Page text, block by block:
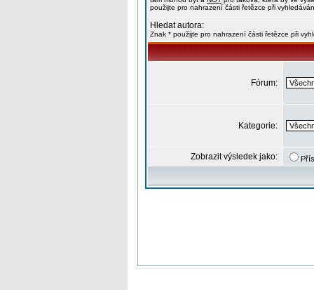
použijte pro nahrazení části řetězce při
Hledat autora:
Znak * použijte pro nahrazení části řetězce při
Fórum:
Kategorie:
Zobrazit výsledek jako: